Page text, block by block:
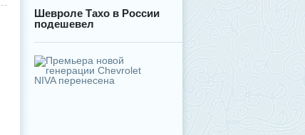
Шевроле Тахо в России
подешевел